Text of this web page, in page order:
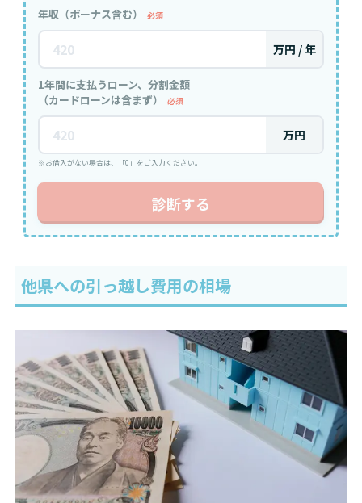
年収（ボーナス含む） 必須
万円 / 年
1年間に支払うローン、分割金額
（カードローンは含まず）
必須
万円
※お借入がない場合は、「0」をご入力ください。
診断する
他県への引っ越し費用の相場